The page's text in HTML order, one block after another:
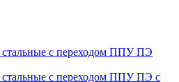
стальные с переходом ППУ ПЭ
стальные с переходом ППУ ПЭ с